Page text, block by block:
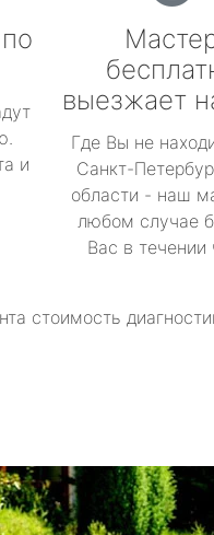
и
выезжает
Где Вы не
Санкт-
области - наш
любом случае
Вас в течении
стоимость